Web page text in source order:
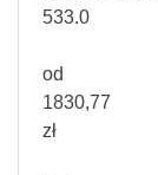
533.0
od
1830,77
zł